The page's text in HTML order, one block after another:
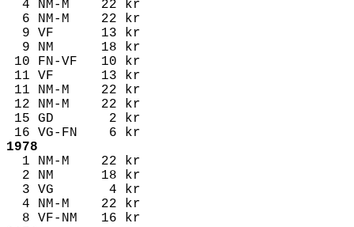
4 NM-M 22 kr
6 NM-M 22 kr
9 VF 13 kr
9 NM 18 kr
10 FN-VF 10 kr
11 VF 13 kr
11 NM-M 22 kr
12 NM-M 22 kr
15 GD 2 kr
16 VG-FN 6 kr
1978
1 NM-M 22 kr
2 NM 18 kr
3 VG 4 kr
4 NM-M 22 kr
8 VF-NM 16 kr